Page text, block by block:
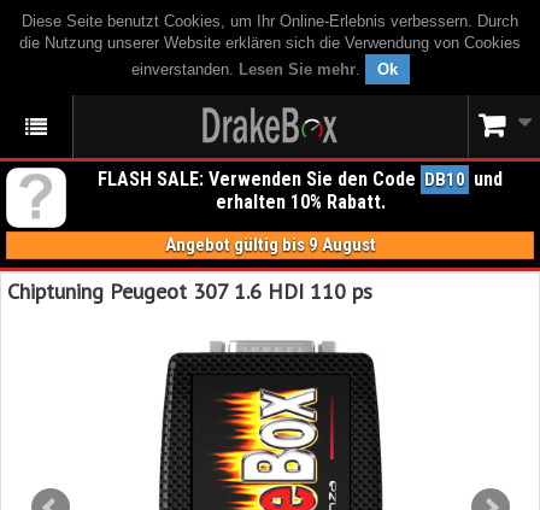
Diese Seite benutzt Cookies, um Ihr Online-Erlebnis verbessern. Durch
die Nutzung unserer Website erklären sich die Verwendung von Cookies
einverstanden. Lesen Sie mehr. Ok
FLASH SALE: Verwenden Sie den Code DB10 und
erhalten 10% Rabatt.
Angebot gültig bis 9 August
Chiptuning Peugeot 307 1.6 HDI 110 ps